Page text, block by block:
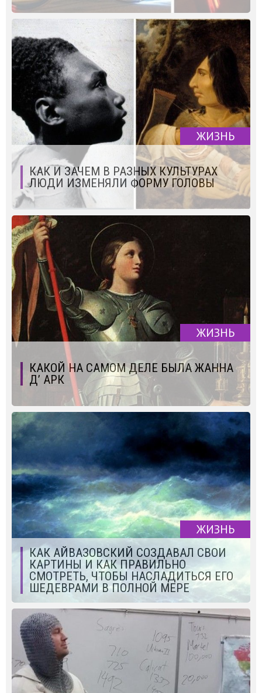
ЖИЗНЬ
КАК И ЗАЧЕМ В РАЗНЫХ КУЛЬТУРАХ
ЛЮДИ ИЗМЕНЯЛИ ФОРМУ ГОЛОВЫ
ЖИЗНЬ
КАКОЙ НА САМОМ ДЕЛЕ БЫЛА ЖАННА
Д’ АРК
ЖИЗНЬ
КАК АЙВАЗОВСКИЙ СОЗДАВАЛ СВОИ
КАРТИНЫ И КАК ПРАВИЛЬНО
СМОТРЕТЬ, ЧТОБЫ НАСЛАДИТЬСЯ ЕГО
ШЕДЕВРАМИ В ПОЛНОЙ МЕРЕ